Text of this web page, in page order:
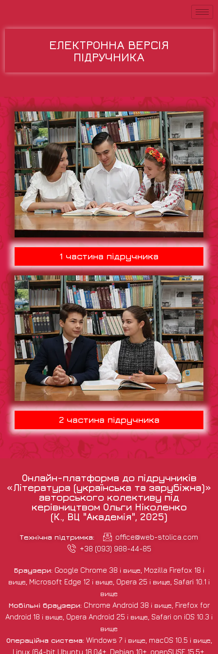
ЕЛЕКТРОННА ВЕРСІЯ
ПІДРУЧНИКА
1 частина підручника
2 частина підручника
Онлайн-платформа до підручників
«Література (українська та зарубіжна)»
авторського колективу під
керівництвом Ольги Ніколенко
(К., ВЦ "Академія", 2025)
Технічна підтримка:
office@web-stolica.com
+38 (093) 988-44-85
Браузери: Google Chrome 38 і вище, Mozilla Firefox 18 і
вище, Microsoft Edge 12 і вище, Opera 25 і вище, Safari 10.1 і
вище
Мобільні браузери: Chrome Android 38 і вище, Firefox for
Android 18 і вище, Opera Android 25 і вище, Safari on iOS 10.3 і
вище
Операційна система: Windows 7 і вище, macOS 10.5 і вище,
Linux (64-bit Ubuntu 18.04+, Debian 10+, openSUSE 15.5+,